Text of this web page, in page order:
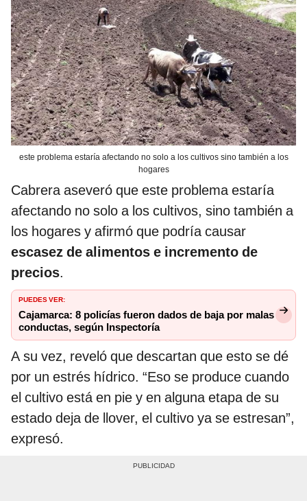
este problema estaría afectando no solo a los cultivos sino también a los
hogares
Cabrera aseveró que este problema estaría
afectando no solo a los cultivos, sino también a
los hogares y afirmó que podría causar
escasez de alimentos e incremento de
precios.
PUEDES VER:
Cajamarca: 8 policías fueron dados de baja por malas
conductas, según Inspectoría
A su vez, reveló que descartan que esto se dé
por un estrés hídrico. “Eso se produce cuando
el cultivo está en pie y en alguna etapa de su
estado deja de llover, el cultivo ya se estresan”,
expresó.